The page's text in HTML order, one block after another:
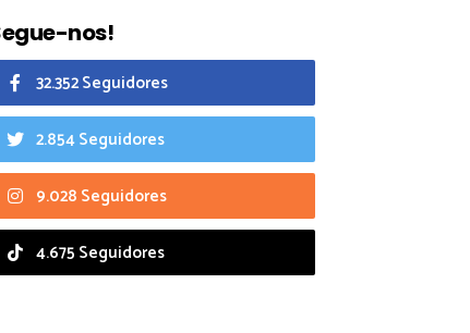
nos!
32.352 Seguidores
2.854 Seguidores
9.028 Seguidores
4.675 Seguidores